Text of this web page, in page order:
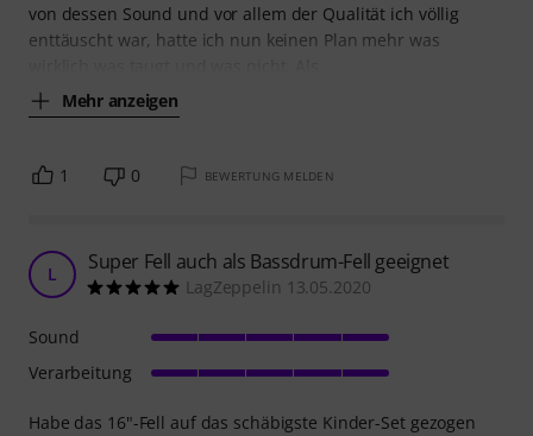
von dessen Sound und vor allem der Qualität ich völlig
enttäuscht war, hatte ich nun keinen Plan mehr was
Mehr anzeigen
1 0 BEWERTUNG MELDEN
L Super Fell auch als Bassdrum-Fell geeignet
LagZeppelin 13.05.2020
Habe das 16"-Fell auf das schäbigste Kinder-Set gezogen
Sound
Verarbeitung